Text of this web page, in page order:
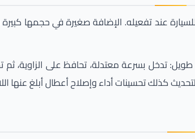
نيترو يرفع السرعة القصوى للسيارة عند تفعيله. الإضافة صغيرة
تدخل بسرعة معتدلة، تحافظ على الزاوية،
كذلك تحسينات أداء وإصلاح أعطال أبلغ عنها